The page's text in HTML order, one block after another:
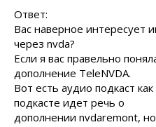
Ответ:
Вас наверное интересует
через nvda?
Если я вас правельно
дополнение TeleNVDA.
Вот есть аудио подкаст
подкасте идет речь о
дополнении nvdaremont,